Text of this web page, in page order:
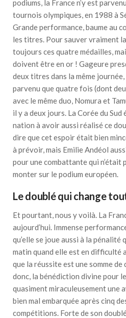
podiums, la France n’y est
tournois olympiques, en 1988 à
Grande performance, baume au
les titres. Pour sauver vraiment
toujours ces quatre médailles,
doivent être en or ! Gageure
deux titres dans la même journée,
parvenu que quatre fois (dont
avec le même duo, Nomura et
il y a deux jours. La Corée du
nation à avoir aussi réalisé ce
dire que cet espoir était bien
à prévoir, mais Emilie Andéol
pour une combattante qui n’était
monter sur le podium européen.
Le doublé qui change
Et pourtant, nous y voilà. La
aujourd’hui. Immense
qu’elle se joue aussi à la pénalité
matin quand elle est en difficulté
que la réussite est une somme
donc, la bénédiction divine pour
quasiment miraculeusement une
bien mal embarquée après cinq
compétitions. Forte de son